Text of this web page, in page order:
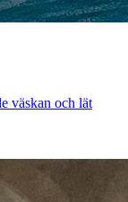
väskan och lät